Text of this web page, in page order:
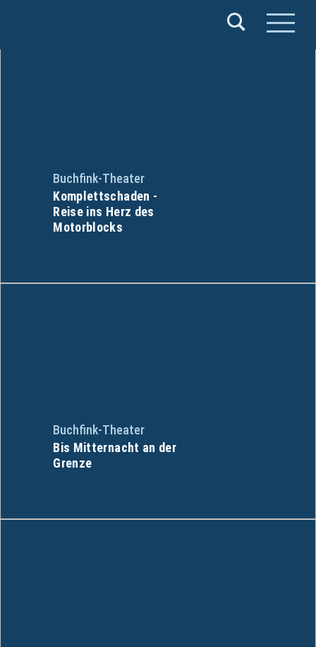
Buchfink-Theater
Komplettschaden -
Reise ins Herz des
Motorblocks
Buchfink-Theater
Bis Mitternacht an der
Grenze